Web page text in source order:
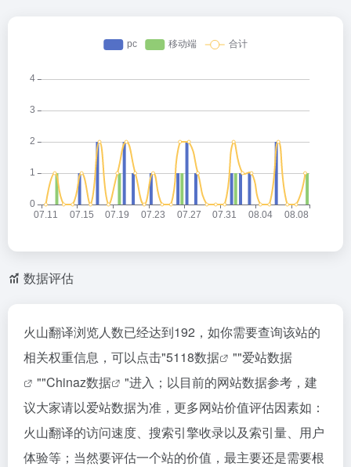
数据评估
火山翻译浏览人数已经达到192，如你需要查询该站的
相关权重信息，可以点击"5118数据 ""爱站数据
""Chinaz数据
"进入；以目前的网站数据参考，建
议大家请以爱站数据为准，更多网站价值评估因素如：
火山翻译的访问速度、搜索引擎收录以及索引量、用户
体验等；当然要评估一个站的价值，最主要还是需要根